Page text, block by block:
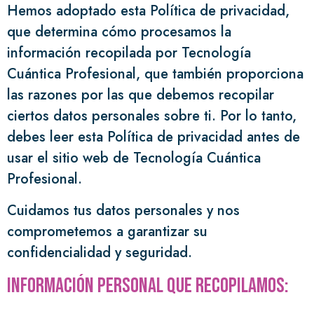
Hemos adoptado esta Política de privacidad,
que determina cómo procesamos la
información recopilada por Tecnología
Cuántica Profesional, que también proporciona
las razones por las que debemos recopilar
ciertos datos personales sobre ti. Por lo tanto,
debes leer esta Política de privacidad antes de
usar el sitio web de Tecnología Cuántica
Profesional.
Cuidamos tus datos personales y nos
comprometemos a garantizar su
confidencialidad y seguridad.
Información personal que recopilamos: